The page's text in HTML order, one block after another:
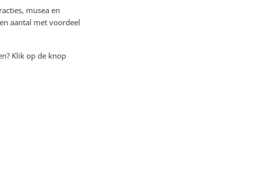
musea en
aantal met voordeel
Klik op de knop